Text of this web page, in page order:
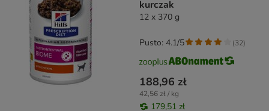
kurczak
12 x 370 g
188,96 zł
42,56 zł / kg
179,51 zł
Pusto: 4.1/5 (32)